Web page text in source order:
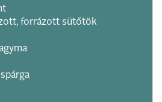
forrázott sütőtök